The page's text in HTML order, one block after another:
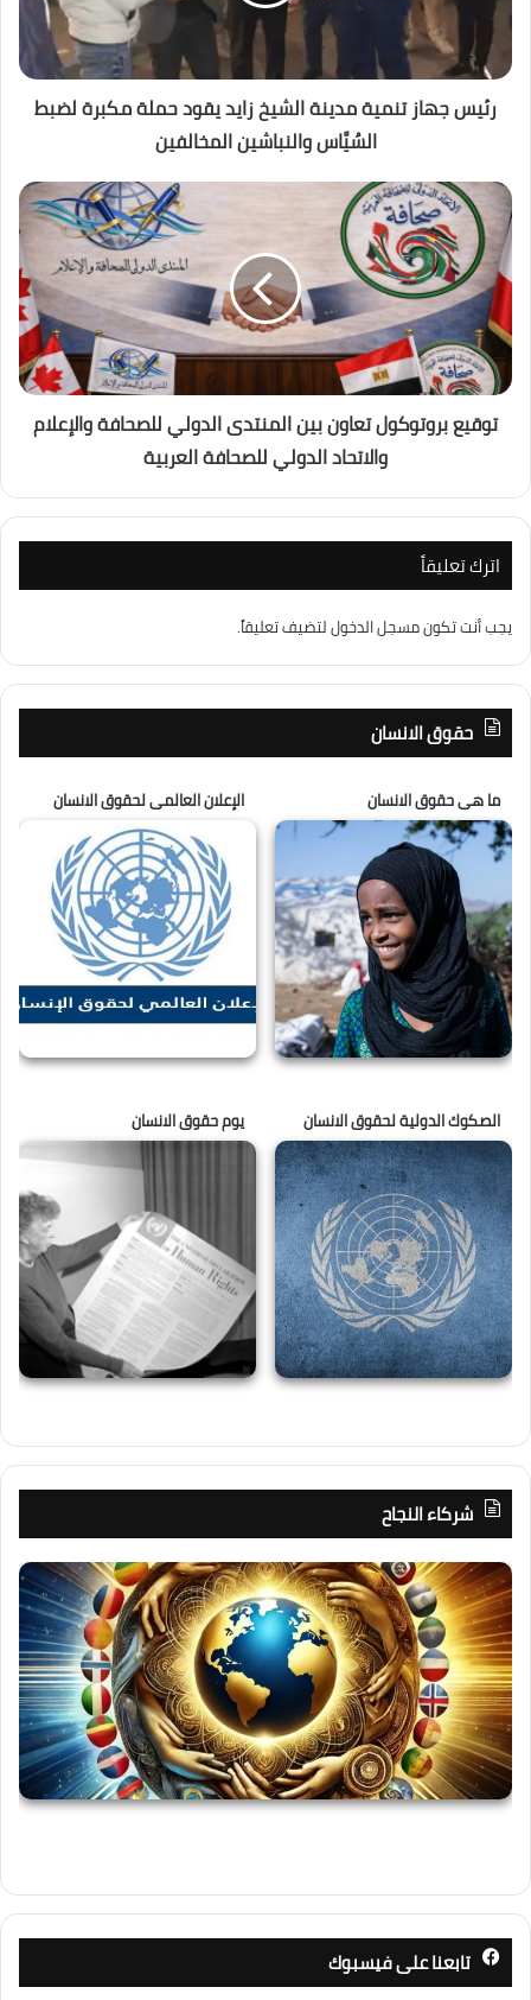
رئيس جهاز تنمية مدينة الشيخ زايد يقود حملة مكبرة لضبط
السُيَّاس والنباشين المخالفين
توقيع بروتوكول تعاون بين المنتدى الدولي للصحافة والإعلام
والاتحاد الدولي للصحافة العربية
اترك تعليقاً
يجب أنت تكونمسجل الدخوللتضيف تعليقاً.
حقوق الانسان
ما هى حقوق الانسان الإعلان العالمى لحقوق الانسان
الصكوك الدولية لحقوق الانسان يوم حقوق الانسان
شركاء النجاح
تابعنا على فيسبوك